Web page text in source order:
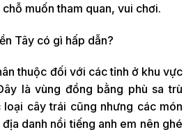
muốn tham quan, vui chơi.
Tây có gì hấp dẫn?
thuộc đối với các tỉnh ở khu vực
là vùng đồng bằng phù sa trù
cây trái cũng nhưng các món
danh nổi tiếng anh em nên ghé